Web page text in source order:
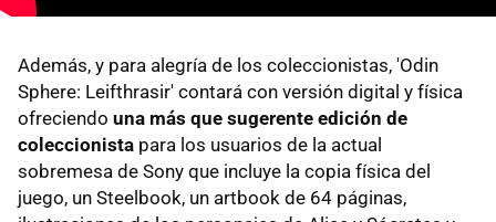
Además, y para alegría de los coleccionistas, 'Odin
Sphere: Leifthrasir' contará con versión digital y física
ofreciendo una más que sugerente edición de
coleccionista para los usuarios de la actual
sobremesa de Sony que incluye la copia física del
juego, un Steelbook, un artbook de 64 páginas,